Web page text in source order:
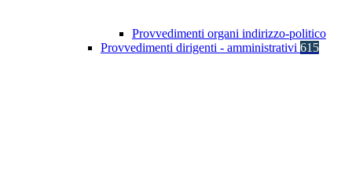
Provvedimenti organi indirizzo-politico
Provvedimenti dirigenti - amministrativi 615